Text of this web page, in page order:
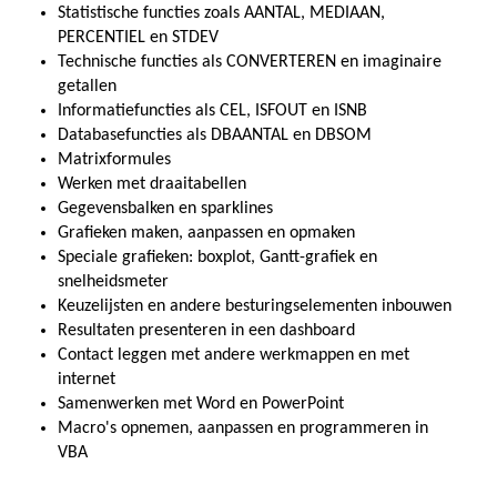
Statistische functies zoals AANTAL, MEDIAAN,
PERCENTIEL en STDEV
Technische functies als CONVERTEREN en imaginaire
getallen
Informatiefuncties als CEL, ISFOUT en ISNB
Databasefuncties als DBAANTAL en DBSOM
Matrixformules
Werken met draaitabellen
Gegevensbalken en sparklines
Grafieken maken, aanpassen en opmaken
Speciale grafieken: boxplot, Gantt-grafiek en
snelheidsmeter
Keuzelijsten en andere besturingselementen inbouwen
Resultaten presenteren in een dashboard
Contact leggen met andere werkmappen en met
internet
Samenwerken met Word en PowerPoint
Macro's opnemen, aanpassen en programmeren in
VBA